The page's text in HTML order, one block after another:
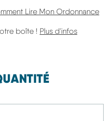
Lire Mon Ordonnance
boîte ! Plus d'infosVos